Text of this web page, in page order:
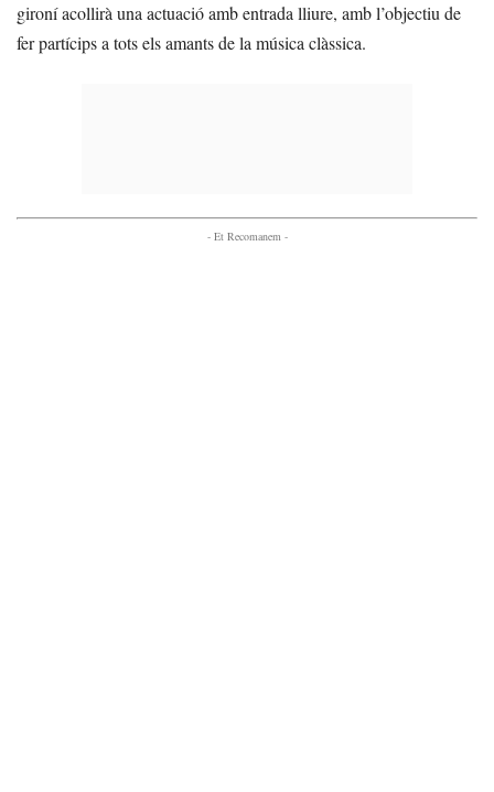
gironí acollirà una actuació amb entrada lliure, amb l’objectiu de
fer partícips a tots els amants de la música clàssica.
- Et Recomanem -